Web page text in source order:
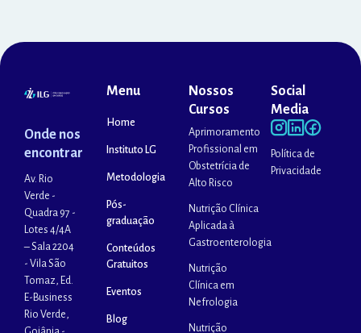
Onde nos
encontrar
Av. Rio
Verde -
Quadra 97 -
Lotes 4/4A
– Sala 2204
- Vila São
Tomaz, Ed.
E-Business
Rio Verde,
Menu
Home
Instituto LG
Metodologia
Pós-
graduação
Conteúdos
Gratuitos
Eventos
Blog
Nossos
Cursos
Aprimoramento
Profissional em
Obstetrícia de
Alto Risco
Nutrição Clínica
Aplicada à
Gastroenterologia
Nutrição
Clínica em
Nefrologia
Nutrição
Social
Media
Política de
Privacidade